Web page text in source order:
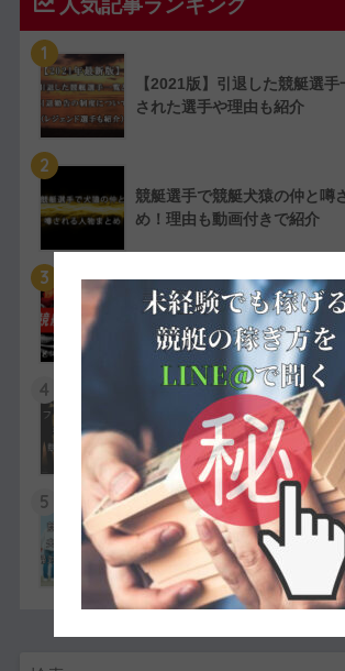
1
【2021版】引退した競艇選
された選手や理由も紹介
2
競艇選手で競艇犬猿の仲と噂
め！理由も動画付きで紹介
3
【実費で検証】競艇LINERの
た！特徴や評判・口コミを紹介
4
競艇選手の嫌われ者まとめ！
ら嫌われている人物を紹介
5
競艇選手同士の夫婦11組一覧
現したレースも紹介】